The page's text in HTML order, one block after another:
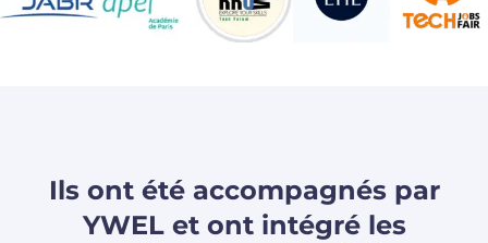
Ils ont été accompagnés par
YWEL et ont intégré les